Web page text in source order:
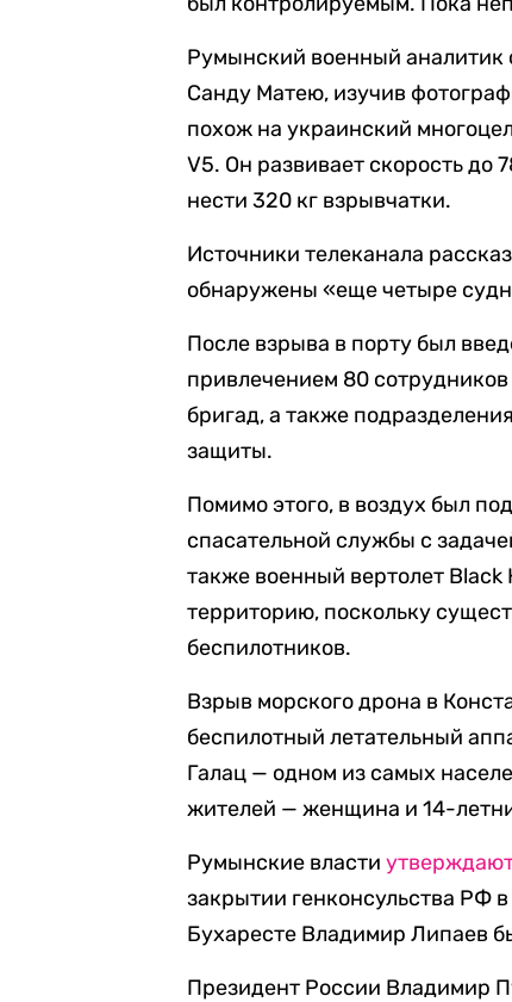
Румынский военный
Санду Матею, изучив
похож на украинский
V5. Он развивает скорость до
нести 320 кг взрывчатки.
Источники телеканала
обнаружены «еще четыре
После взрыва в порту был
привлечением 80
бригад, а также
защиты.
Помимо этого, в воздух был
спасательной службы с
также военный вертолет
территорию, поскольку
беспилотников.
Взрыв морского дрона в
беспилотный летательный
Галац — одном из самых
жителей — женщина и 14-
Румынские власти
закрытии генконсульства РФ
Бухаресте Владимир Липаев
Президент России Владимир